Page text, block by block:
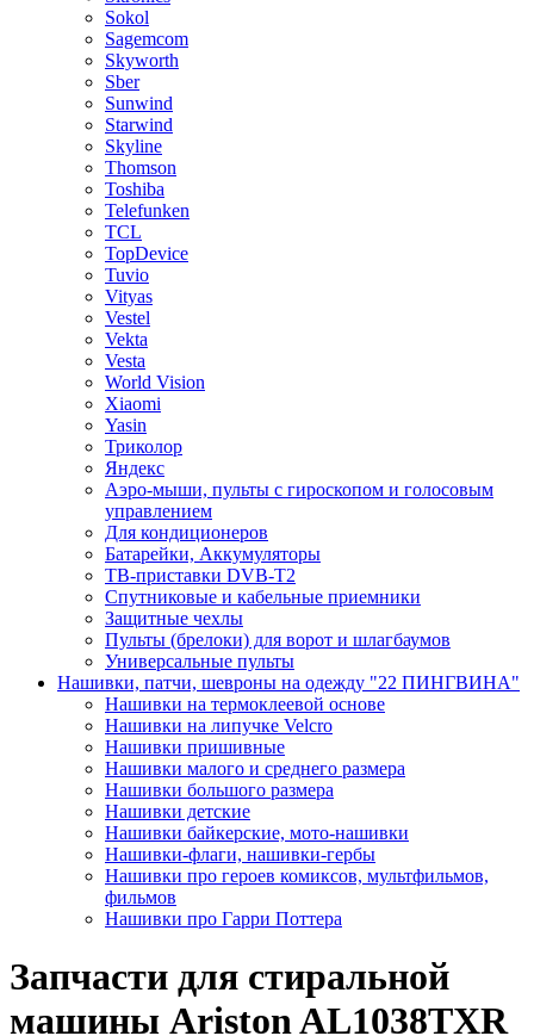
Sokol
Sagemcom
Skyworth
Sber
Sunwind
Starwind
Skyline
Thomson
Toshiba
Telefunken
TCL
TopDevice
Tuvio
Vityas
Vestel
Vekta
Vesta
World Vision
Xiaomi
Yasin
Триколор
Яндекс
Аэро-мыши, пульты с гироскопом и голосовым
управлением
Для кондиционеров
Батарейки, Аккумуляторы
ТВ-приставки DVB-T2
Спутниковые и кабельные приемники
Защитные чехлы
Пульты (брелоки) для ворот и шлагбаумов
Универсальные пульты
Нашивки, патчи, шевроны на одежду "22 ПИНГВИНА"
Нашивки на термоклеевой основе
Нашивки на липучке Velcro
Нашивки пришивные
Нашивки малого и среднего размера
Нашивки большого размера
Нашивки детские
Нашивки байкерские, мото-нашивки
Нашивки-флаги, нашивки-гербы
Нашивки про героев комиксов, мультфильмов,
фильмов
Нашивки про Гарри Поттера
Запчасти для стиральной
машины Ariston AL1038TXR